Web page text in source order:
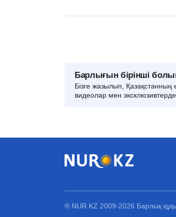
Барлығын бірінші
Бізге жазылып, Қазақстанның
видеолар мен
® NUR.KZ 2009-2026 Барлық